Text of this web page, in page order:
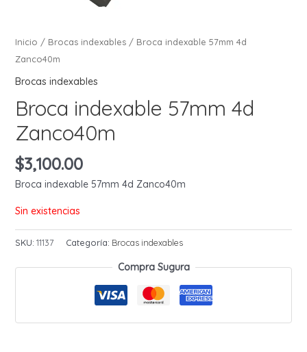
Inicio / Brocas indexables/ Broca indexable 57mm 4d
Zanco40m
Brocas indexables
Broca indexable 57mm 4d
Zanco40m
$3,100.00
Broca indexable 57mm 4d Zanco40m
Sin existencias
SKU: 11137 Categoría: Brocas indexables
Compra Sugura